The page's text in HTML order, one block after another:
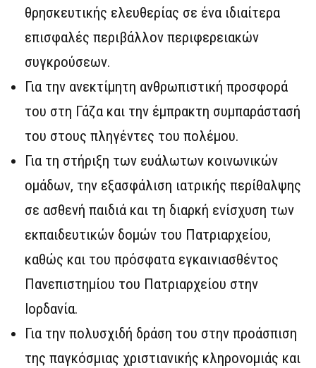
θρησκευτικής ελευθερίας σε ένα ιδιαίτερα
επισφαλές περιβάλλον περιφερειακών
συγκρούσεων.
Για την ανεκτίμητη ανθρωπιστική προσφορά
του στη Γάζα και την έμπρακτη συμπαράστασή
του στους πληγέντες του πολέμου.
Για τη στήριξη των ευάλωτων κοινωνικών
ομάδων, την εξασφάλιση ιατρικής περίθαλψης
σε ασθενή παιδιά και τη διαρκή ενίσχυση των
εκπαιδευτικών δομών του Πατριαρχείου,
καθώς και του πρόσφατα εγκαινιασθέντος
Πανεπιστημίου του Πατριαρχείου στην
Ιορδανία.
Για την πολυσχιδή δράση του στην προάσπιση
της παγκόσμιας χριστιανικής κληρονομιάς και